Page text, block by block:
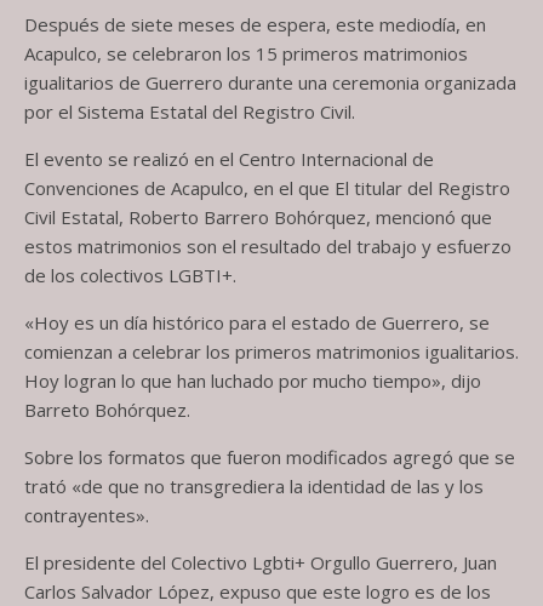
Después de siete meses de espera, este mediodía, en
Acapulco, se celebraron los 15 primeros matrimonios
igualitarios de Guerrero durante una ceremonia organizada
por el Sistema Estatal del Registro Civil.
El evento se realizó en el Centro Internacional de
Convenciones de Acapulco, en el que El titular del Registro
Civil Estatal, Roberto Barrero Bohórquez, mencionó que
estos matrimonios son el resultado del trabajo y esfuerzo
de los colectivos LGBTI+.
«Hoy es un día histórico para el estado de Guerrero, se
comienzan a celebrar los primeros matrimonios igualitarios.
Hoy logran lo que han luchado por mucho tiempo», dijo
Barreto Bohórquez.
Sobre los formatos que fueron modificados agregó que se
trató «de que no transgrediera la identidad de las y los
contrayentes».
El presidente del Colectivo Lgbti+ Orgullo Guerrero, Juan
Carlos Salvador López, expuso que este logro es de los